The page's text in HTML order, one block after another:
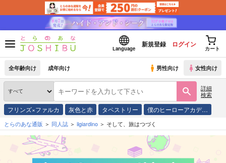
Language
新規登録 ログイン
カート
全年齢向け 成年向け 男性向け 女性向け
詳細
検索
フリンズ×ファルカ 灰色と赤 タペストリー 僕のヒーローアカデ…
とらのあな通販 同人誌 ilgiardino そして、旅はつづく